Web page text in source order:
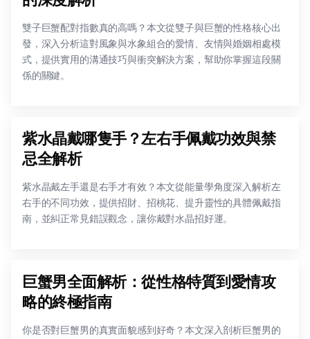
雙子巨蟹配對指數真的高嗎？本文從雙子與巨蟹的性格核心出
發，深入分析這對風象與水象組合的愛情、友情與婚姻相處模
式，提供實用的溝通技巧與衝突解決方案，幫助你掌握這段關
係的關鍵。
紫水晶戴哪隻手？左右手佩戴功效與禁
忌全解析
紫水晶戴左手還是右手才有效？本文從能量學角度深入解析左
右手的不同功效，提供招財、招桃花、提升靈性的具體佩戴指
南，並糾正常見錯誤觀念，讓你戴對水晶招好運。
巨蟹男全面解析：從性格特質到愛情攻
略的終極指南
你是否對巨蟹男的真實面貌感到好奇？本文深入剖析巨蟹男的